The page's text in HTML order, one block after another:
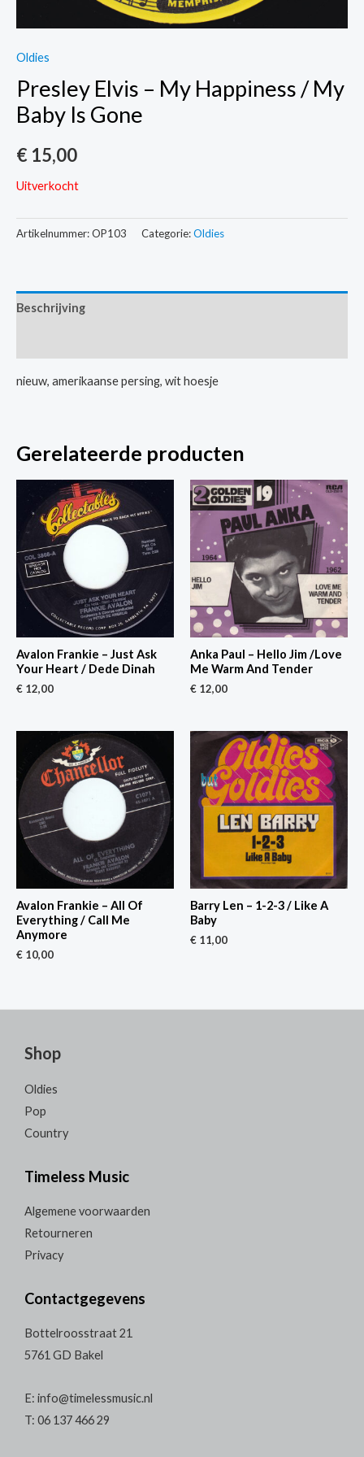
Oldies
Presley Elvis – My Happiness / My
Baby Is Gone
€ 15,00
Uitverkocht
Artikelnummer:OP103 Categorie:Oldies
Beschrijving
nieuw, amerikaanse persing, wit hoesje
Gerelateerde producten
Avalon Frankie – Just Ask
Your Heart / Dede Dinah
€ 12,00
Anka Paul – Hello Jim /Love
Me Warm And Tender
€ 12,00
Avalon Frankie – All Of
Everything / Call Me
Anymore
€ 10,00
Barry Len – 1-2-3 / Like A
Baby
€ 11,00
Shop
Oldies
Pop
Country
Timeless Music
Algemene voorwaarden
Retourneren
Privacy
Contactgegevens
Bottelroosstraat 21
5761 GD Bakel
E: info@timelessmusic.nl
T: 06 137 466 29